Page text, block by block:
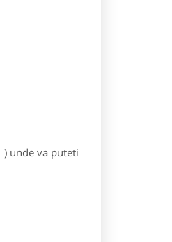
) unde va puteti